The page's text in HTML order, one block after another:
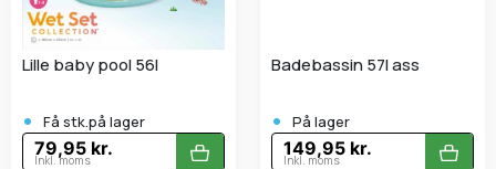
Lille baby pool 56l
• Få stk.på lager
79,95 kr.
Inkl. moms
Badebassin 57l ass
• På lager
149,95 kr.
Inkl. moms